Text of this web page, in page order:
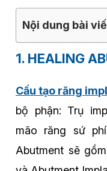
Nội dung bài
1. HEALING
Cấu tạo răng
bộ phận: Trụ
mão răng sứ
Abutment sẽ